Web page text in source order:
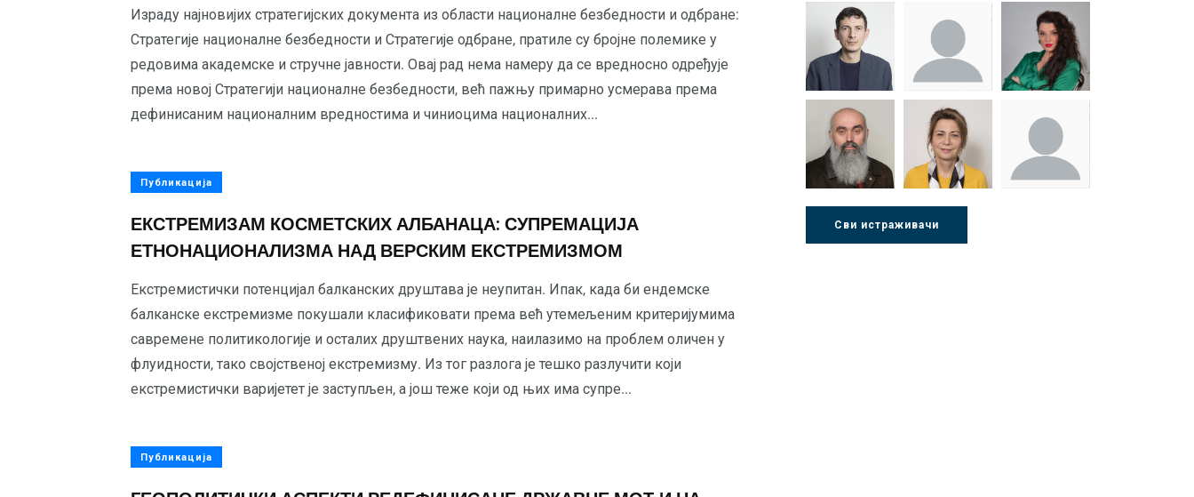
Израду најновијих стратегијских документа из области националне безбедности и одбране:
Стратегије националне безбедности и Стратегије одбране, пратиле су бројне полемике у
редовима академске и стручне јавности. Овај рад нема намеру да се вредносно одређује
према новој Стратегији националне безбедности, већ пажњу примарно усмерава према
дефинисаним националним вредностима и чиниоцима националних...
Публикација
ЕКСТРЕМИЗАМ КОСМЕТСКИХ АЛБАНАЦА: СУПРЕМАЦИЈА
ЕТНОНАЦИОНАЛИЗМА НАД ВЕРСКИМ ЕКСТРЕМИЗМОМ
Екстремистички потенцијал балканских друштава је неупитан. Ипак, када би ендемске
балканске екстремизме покушали класификовати према већ утемељеним критеријумима
савремене политикологије и осталих друштвених наука, наилазимо на проблем оличен у
флуидности, тако својственој екстремизму. Из тог разлога је тешко разлучити који
екстремистички варијетет је заступљен, а још теже који од њих има супре...
Публикација
Др Миша
Стојадиновић
Зоран
Милошевић
Др Марија
Ђорић
Др Љубиша
Деспотовић
Др Нада
Радушки
Сви истраживачи